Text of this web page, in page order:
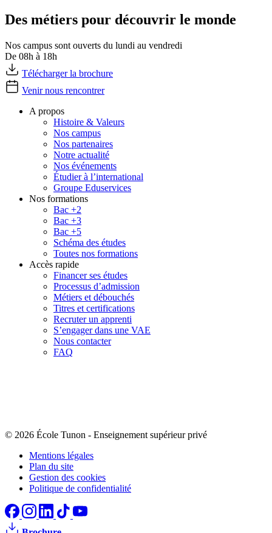
Des métiers pour découvrir le monde
Nos campus sont ouverts du lundi au vendredi
De 08h à 18h
Télécharger la brochure
Venir nous rencontrer
A propos
Histoire & Valeurs
Nos campus
Nos partenaires
Notre actualité
Nos événements
Étudier à l’international
Groupe Eduservices
Nos formations
Bac +2
Bac +3
Bac +5
Schéma des études
Toutes nos formations
Accès rapide
Financer ses études
Processus d’admission
Métiers et débouchés
Titres et certifications
Recruter un apprenti
S’engager dans une VAE
Nous contacter
FAQ
© 2026 École Tunon - Enseignement supérieur privé
Mentions légales
Plan du site
Gestion des cookies
Politique de confidentialité